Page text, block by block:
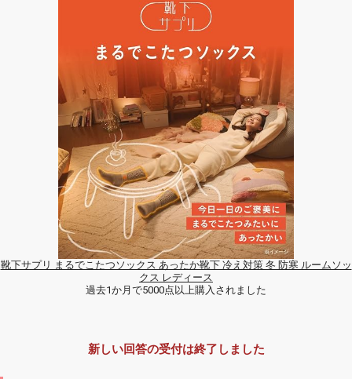
靴下サプリ まるでこたつソックス あったか靴下 冷え対策 冬 防寒 ルームソッ
クス レディース
過去1か月で5000点以上購入されました
新しい回答の受付は終了しました